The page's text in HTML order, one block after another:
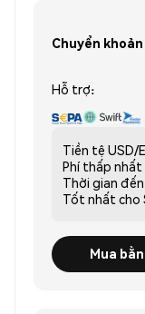
Chuyển
Hỗ trợ:
Tiền tệ USD/
Phí thấp nhất
Thời gian đến
Tốt nhất cho
Mua